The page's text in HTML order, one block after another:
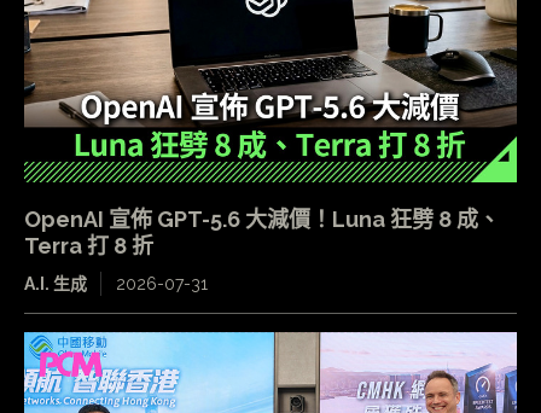
OpenAI 宣佈 GPT-5.6 大減價！Luna 狂劈 8 成、
Terra 打 8 折
A.I. 生成 2026-07-31